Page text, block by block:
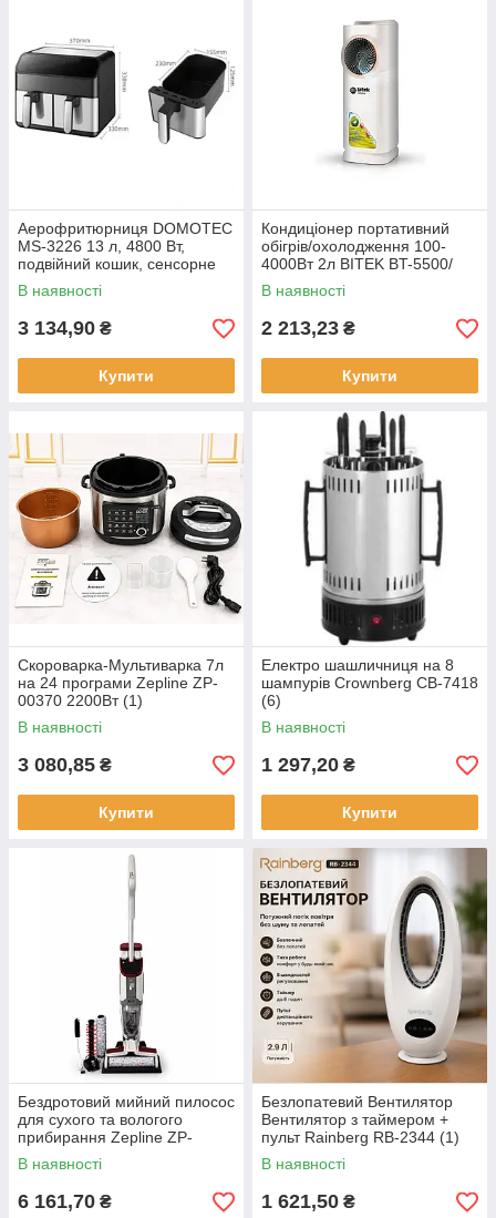
Аерофритюрниця DOMOTEC
MS-3226 13 л, 4800 Вт,
подвійний кошик, сенсорне
керування (1)
В наявності
3 134,90 ₴
Купити
Кондиціонер портативний
обігрів/охолодження 100-
4000Вт 2л BITEK BT-5500/
5358 (4)
В наявності
2 213,23 ₴
Купити
Скороварка-Мультиварка 7л
на 24 програми Zepline ZP-
00370 2200Вт (1)
В наявності
3 080,85 ₴
Купити
Електро шашличниця на 8
шампурів Crownberg CB-7418
(6)
В наявності
1 297,20 ₴
Купити
Бездротовий мийний пилосос
для сухого та вологого
прибирання Zepline ZP-
00372 180Вт (1)
В наявності
6 161,70 ₴
Безлопатевий Вентилятор
Вентилятор з таймером +
пульт Rainberg RB-2344 (1)
В наявності
1 621,50 ₴